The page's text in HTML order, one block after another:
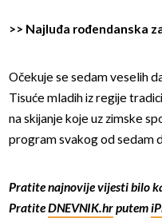
>> Najluđa rođendanska
Očekuje se sedam veselih
Tisuće mladih iz regije
na skijanje koje uz zimske
program svakog od sedam
Pratite najnovije vijesti bilo
PratiteDNEVNIK.hrputem